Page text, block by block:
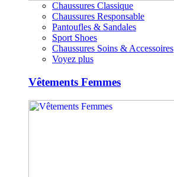
Chaussures Classique
Chaussures Responsable
Pantoufles & Sandales
Sport Shoes
Chaussures Soins & Accessoires
Voyez plus
Vêtements Femmes